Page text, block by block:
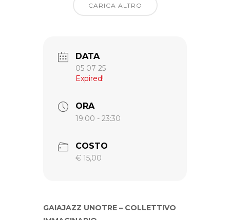
CARICA ALTRO
DATA
05 07 25
Expired!
ORA
19:00 - 23:30
COSTO
€ 15,00
GAIAJAZZ UNOTRE – COLLETTIVO